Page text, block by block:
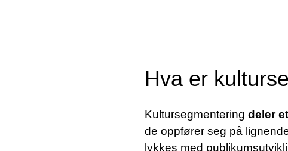
Hva er
Kultursegmentering deler
de oppfører seg på
lykkes med